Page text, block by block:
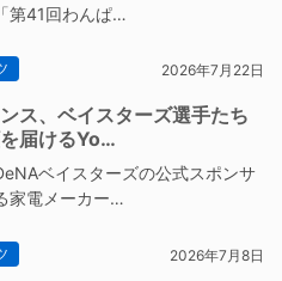
第41回わんぱ…
2026年7月22日
ス、ベイスターズ選手たち
届けるYo…
ベイスターズの公式スポンサ
家電メーカー…
2026年7月8日